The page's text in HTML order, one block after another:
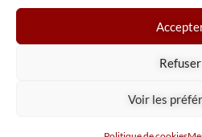
Refuser
Voir les
Mentions légales
Tous droits réservés NPA Conseil